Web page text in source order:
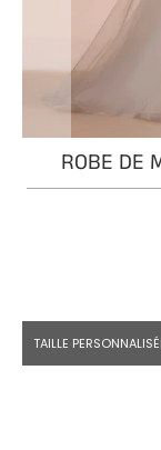
MARIÉE
SIRÈNE
PRINCESSE
ROBE
ROBE
DE
ROBE DE
TAILLE